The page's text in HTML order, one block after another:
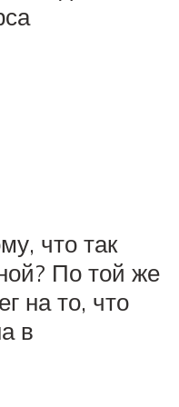
что так
По той же
на то, что
в